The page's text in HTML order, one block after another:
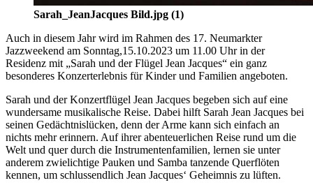
Sarah_JeanJacques Bild.jpg (1)
Auch in diesem Jahr wird im Rahmen des 17. Neumarkter
Jazzweekend am Sonntag,15.10.2023 um 11.00 Uhr in der
Residenz mit „Sarah und der Flügel Jean Jacques“ ein ganz
besonderes Konzerterlebnis für Kinder und Familien angeboten.
Sarah und der Konzertflügel Jean Jacques begeben sich auf eine
wundersame musikalische Reise. Dabei hilft Sarah Jean Jacques bei
seinen Gedächtnislücken, denn der Arme kann sich einfach an
nichts mehr erinnern. Auf ihrer abenteuerlichen Reise rund um die
Welt und quer durch die Instrumentenfamilien, lernen sie unter
anderem zwielichtige Pauken und Samba tanzende Querflöten
kennen, um schlussendlich Jean Jacques‘ Geheimnis zu lüften.